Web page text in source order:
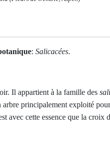
: Salicacées.
Il appartient à la famille des
principalement exploité
avec cette essence que la croix